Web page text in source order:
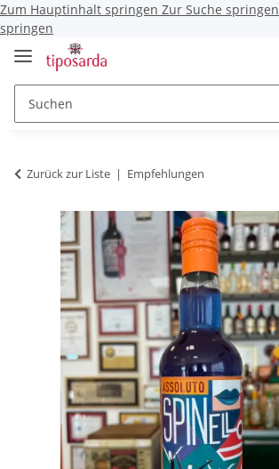
Zum Hauptinhalt springen Zur Suche springen
springen
Zurück zur Liste Empfehlungen